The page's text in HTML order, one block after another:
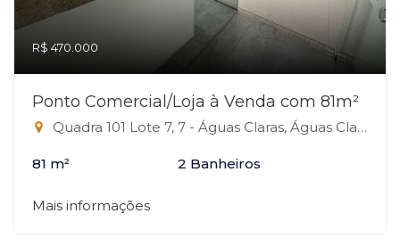
R$ 470.000
Ponto Comercial/Loja à Venda com 81m²
Quadra 101 Lote 7, 7 - Águas Claras, Águas Claras-DF
81 m² 2 Banheiros
Mais informações